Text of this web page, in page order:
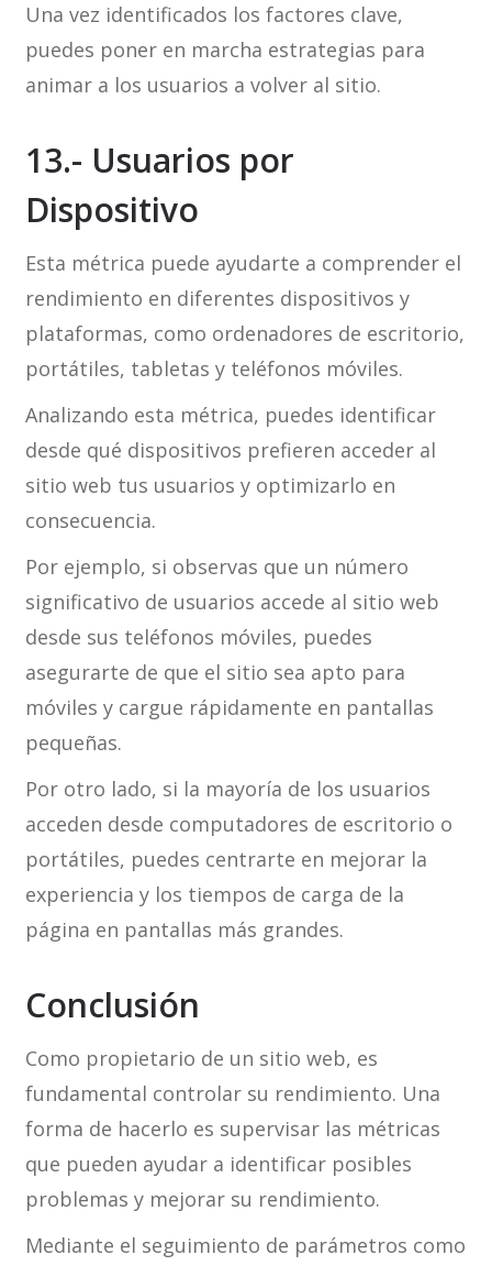
Una vez identificados los factores clave,
puedes poner en marcha estrategias para
animar a los usuarios a volver al sitio.
13.- Usuarios por
Dispositivo
Esta métrica puede ayudarte a comprender el
rendimiento en diferentes dispositivos y
plataformas, como ordenadores de escritorio,
portátiles, tabletas y teléfonos móviles.
Analizando esta métrica, puedes identificar
desde qué dispositivos prefieren acceder al
sitio web tus usuarios y optimizarlo en
consecuencia.
Por ejemplo, si observas que un número
significativo de usuarios accede al sitio web
desde sus teléfonos móviles, puedes
asegurarte de que el sitio sea apto para
móviles y cargue rápidamente en pantallas
pequeñas.
Por otro lado, si la mayoría de los usuarios
acceden desde computadores de escritorio o
portátiles, puedes centrarte en mejorar la
experiencia y los tiempos de carga de la
página en pantallas más grandes.
Conclusión
Como propietario de un sitio web, es
fundamental controlar su rendimiento. Una
forma de hacerlo es supervisar las métricas
que pueden ayudar a identificar posibles
problemas y mejorar su rendimiento.
Mediante el seguimiento de parámetros como